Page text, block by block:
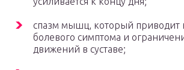
спазм мышц, который приводит
болевого симптома и
движений в суставе;